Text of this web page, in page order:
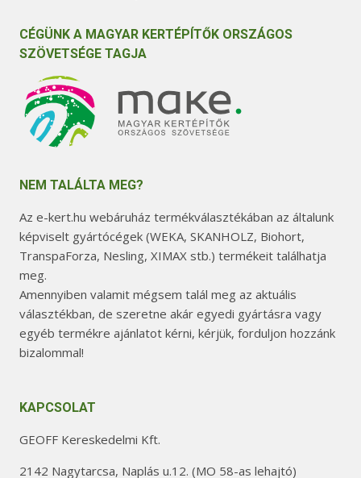
CÉGÜNK A MAGYAR KERTÉPÍTŐK ORSZÁGOS
SZÖVETSÉGE TAGJA
NEM TALÁLTA MEG?
Az e-kert.hu webáruház termékválasztékában az általunk
képviselt gyártócégek (WEKA, SKANHOLZ, Biohort,
TranspaForza, Nesling, XIMAX stb.) termékeit találhatja
meg.
Amennyiben valamit mégsem talál meg az aktuális
választékban, de szeretne akár egyedi gyártásra vagy
egyéb termékre ajánlatot kérni, kérjük, forduljon hozzánk
bizalommal!
KAPCSOLAT
GEOFF Kereskedelmi Kft.
2142 Nagytarcsa, Naplás u.12. (MO 58-as lehajtó)